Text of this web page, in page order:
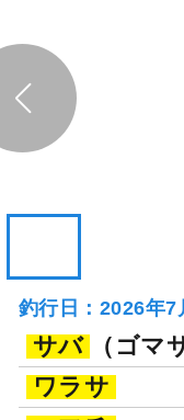
釣行日：2026年7
サバ
（ゴマ
ワラサ